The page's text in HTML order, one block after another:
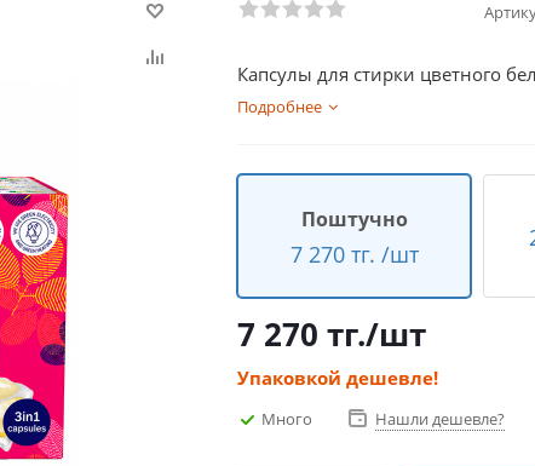
Капсулы для стирки цветного
Подробнее
Поштучно
7 270 тг. /шт
7 270 тг./шт
Упаковкой дешевле!
Много Нашли дешевле?